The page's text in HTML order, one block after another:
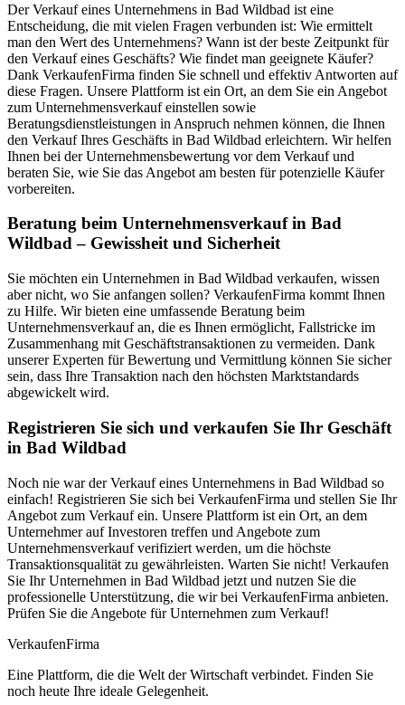
Der Verkauf eines Unternehmens in Bad Wildbad ist eine
Entscheidung, die mit vielen Fragen verbunden ist: Wie ermittelt
man den Wert des Unternehmens? Wann ist der beste Zeitpunkt für
den Verkauf eines Geschäfts? Wie findet man geeignete Käufer?
Dank VerkaufenFirma finden Sie schnell und effektiv Antworten auf
diese Fragen. Unsere Plattform ist ein Ort, an dem Sie ein Angebot
zum Unternehmensverkauf einstellen sowie
Beratungsdienstleistungen in Anspruch nehmen können, die Ihnen
den Verkauf Ihres Geschäfts in Bad Wildbad erleichtern. Wir helfen
Ihnen bei der Unternehmensbewertung vor dem Verkauf und
beraten Sie, wie Sie das Angebot am besten für potenzielle Käufer
vorbereiten.
Beratung beim Unternehmensverkauf in Bad
Wildbad – Gewissheit und Sicherheit
Sie möchten ein Unternehmen in Bad Wildbad verkaufen, wissen
aber nicht, wo Sie anfangen sollen? VerkaufenFirma kommt Ihnen
zu Hilfe. Wir bieten eine umfassende Beratung beim
Unternehmensverkauf an, die es Ihnen ermöglicht, Fallstricke im
Zusammenhang mit Geschäftstransaktionen zu vermeiden. Dank
unserer Experten für Bewertung und Vermittlung können Sie sicher
sein, dass Ihre Transaktion nach den höchsten Marktstandards
abgewickelt wird.
Registrieren Sie sich und verkaufen Sie Ihr Geschäft
in Bad Wildbad
Noch nie war der Verkauf eines Unternehmens in Bad Wildbad so
einfach! Registrieren Sie sich bei VerkaufenFirma und stellen Sie Ihr
Angebot zum Verkauf ein. Unsere Plattform ist ein Ort, an dem
Unternehmer auf Investoren treffen und Angebote zum
Unternehmensverkauf verifiziert werden, um die höchste
Transaktionsqualität zu gewährleisten. Warten Sie nicht! Verkaufen
Sie Ihr Unternehmen in Bad Wildbad jetzt und nutzen Sie die
professionelle Unterstützung, die wir bei VerkaufenFirma anbieten.
Prüfen Sie die Angebote für Unternehmen zum Verkauf!
VerkaufenFirma
Eine Plattform, die die Welt der Wirtschaft verbindet. Finden Sie
noch heute Ihre ideale Gelegenheit.